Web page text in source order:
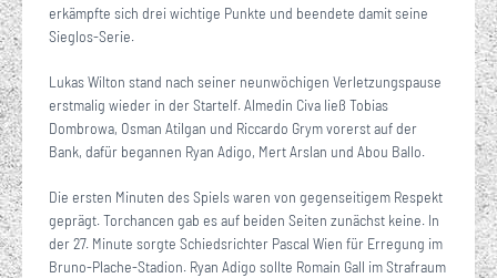
erkämpfte sich drei wichtige Punkte und beendete damit seine
Sieglos-Serie.
Lukas Wilton stand nach seiner neunwöchigen Verletzungspause
erstmalig wieder in der Startelf. Almedin Civa ließ Tobias
Dombrowa, Osman Atilgan und Riccardo Grym vorerst auf der
Bank, dafür begannen Ryan Adigo, Mert Arslan und Abou Ballo.
Die ersten Minuten des Spiels waren von gegenseitigem Respekt
geprägt. Torchancen gab es auf beiden Seiten zunächst keine. In
der 27. Minute sorgte Schiedsrichter Pascal Wien für Erregung im
Bruno-Plache-Stadion. Ryan Adigo sollte Romain Gall im Strafraum